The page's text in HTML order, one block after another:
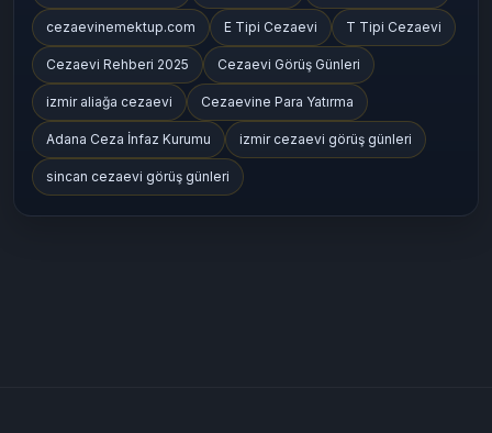
cezaevinemektup.com E Tipi Cezaevi T Tipi Cezaevi
Cezaevi Rehberi 2025 Cezaevi Görüş Günleri
izmir aliağa cezaevi Cezaevine Para Yatırma
Adana Ceza İnfaz Kurumu izmir cezaevi görüş günleri
sincan cezaevi görüş günleri